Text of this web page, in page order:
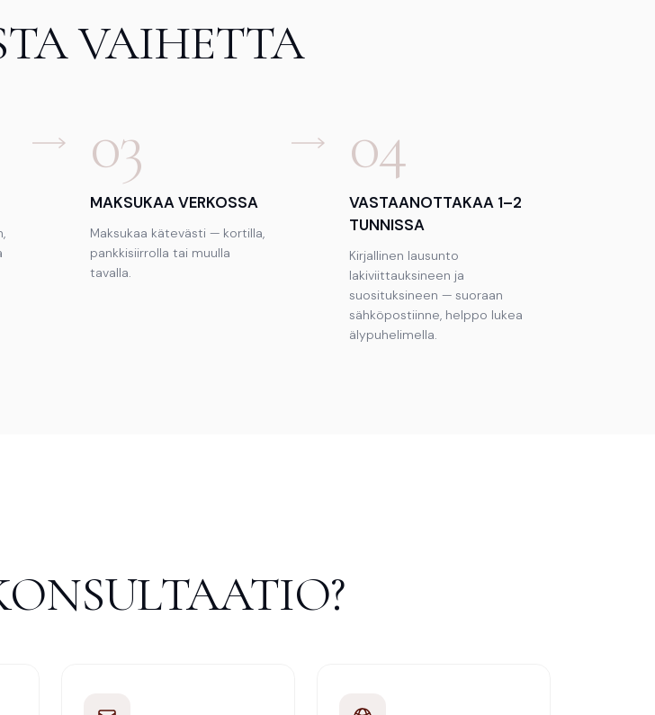
VAIHETTA
03
MAKSUKAA VERKOSSA
Maksukaa kätevästi — kortilla,
pankkisiirrolla tai muulla
tavalla.
04
VASTAANOTTAKAA 1–2
TUNNISSA
Kirjallinen lausunto
lakiviittauksineen ja
suosituksineen — suoraan
sähköpostiinne, helppo lukea
älypuhelimella.